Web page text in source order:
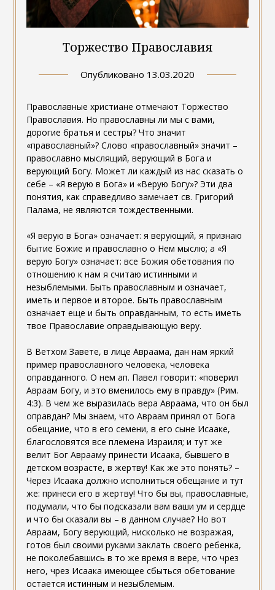
Торжество Православия
Опубликовано 13.03.2020
Православные христиане отмечают Торжество
Православия. Но православны ли мы с вами,
дорогие братья и сестры? Что значит
«православный»? Слово «православный» значит –
православно мыслящий, верующий в Бога и
верующий Богу. Может ли каждый из нас сказать о
себе – «Я верую в Бога» и «Верую Богу»? Эти два
понятия, как справедливо замечает св. Григорий
Палама, не являются тождественными.
«Я верую в Бога» означает: я верующий, я признаю
бытие Божие и православно о Нем мыслю; а «Я
верую Богу» означает: все Божия обетования по
отношению к нам я считаю истинными и
незыблемыми. Быть православным и означает,
иметь и первое и второе. Быть православным
означает еще и быть оправданным, то есть иметь
твое Православие оправдывающую веру.
В Ветхом Завете, в лице Авраама, дан нам яркий
пример православного человека, человека
оправданного. О нем ап. Павел говорит: «поверил
Авраам Богу, и это вменилось ему в правду» (Рим.
4:3). В чем же выразилась вера Авраама, что он был
оправдан? Мы знаем, что Авраам принял от Бога
обещание, что в его семени, в его сыне Исааке,
благословятся все племена Израиля; и тут же
велит Бог Аврааму принести Исаака, бывшего в
детском возрасте, в жертву! Как же это понять? –
Через Исаака должно исполниться обещание и тут
же: принеси его в жертву! Что бы вы, православные,
подумали, что бы подсказали вам ваши ум и сердце
и что бы сказали вы – в данном случае? Но вот
Авраам, Богу верующий, нисколько не возражая,
готов был своими руками заклать своего ребенка,
не поколебавшись в то же время в вере, что чрез
него, чрез Исаака имеющее сбыться обетование
остается истинным и незыблемым.